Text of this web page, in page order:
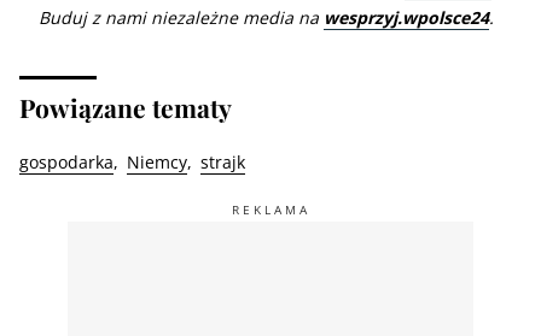
Buduj z nami niezależne media na wesprzyj.wpolsce24.
Powiązane tematy
gospodarka Niemcy strajk